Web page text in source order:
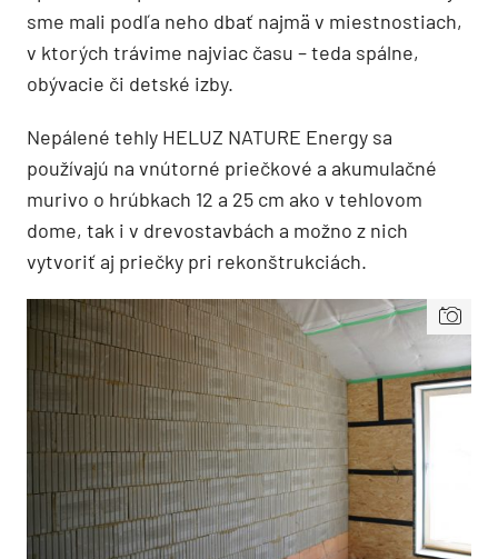
sme mali podľa neho dbať najmä v miestnostiach,
v ktorých trávime najviac času – teda spálne,
obývacie či detské izby.
Nepálené tehly HELUZ NATURE Energy sa
používajú na vnútorné priečkové a akumulačné
murivo o hrúbkach 12 a 25 cm ako v tehlovom
dome, tak i v drevostavbách a možno z nich
vytvoriť aj priečky pri rekonštrukciách.